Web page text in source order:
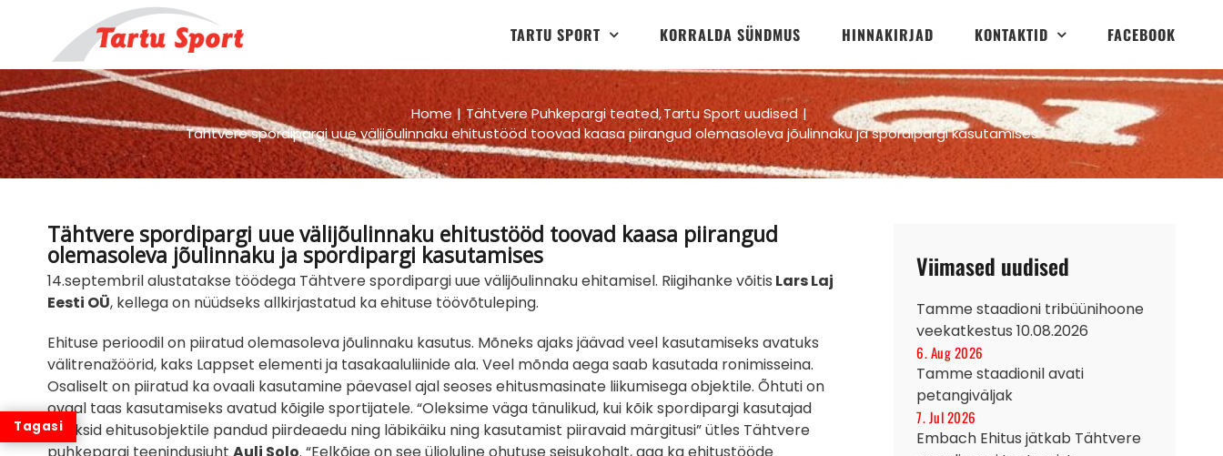
content
TARTU SPORT KORRALDA SÜNDMUS HINNAKIRJAD KONTAKTID FACEBOOK
Home Tähtvere Puhkepargi teated Tartu Sport uudised
Tähtvere spordipargi uue välijõulinnaku ehitustööd toovad kaasa piirangud olemasoleva jõulinnaku ja spordipargi kasutamises
Tähtvere spordipargi uue välijõulinnaku ehitustööd toovad kaasa piirangud
olemasoleva jõulinnaku ja spordipargi kasutamises
14.septembril alustatakse töödega Tähtvere spordipargi uue välijõulinnaku ehitamisel. Riigihanke võitis Lars Laj
Eesti OÜ, kellega on nüüdseks allkirjastatud ka ehituse töövõtuleping.
Ehituse perioodil on piiratud olemasoleva jõulinnaku kasutus. Mõneks ajaks jäävad veel kasutamiseks avatuks
välitrenažöörid, kaks Lappset elementi ja tasakaaluliinide ala. Veel mõnda aega saab kasutada ronimisseina.
Osaliselt on piiratud ka ovaali kasutamine päevasel ajal seoses ehitusmasinate liikumisega objektile. Õhtuti on
ovaal taas kasutamiseks avatud kõigile sportijatele. “Oleksime väga tänulikud, kui kõik spordipargi kasutajad
jälgiksid ehitusobjektile pandud piirdeaedu ning läbikäiku ning kasutamist piiravaid märgitusi” ütles Tähtvere
puhkepargi teenindusjuht Auli Solo. “Eelkõige on see ülioluline ohutuse seisukohalt, aga ka ehitustööde
Viimased uudised
Tamme staadioni tribüünihoone
veekatkestus 10.08.2026
6. Aug 2026
Tamme staadionil avati
petangiväljak
7. Jul 2026
Embach Ehitus jätkab Tähtvere